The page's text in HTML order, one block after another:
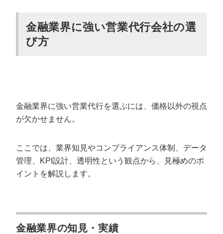
金融業界に強い営業代行会社の選
び方
金融業界に強い営業代行を選ぶには、価格以外の視点
が欠かせません。
ここでは、業界知見やコンプライアンス体制、データ
管理、KPI設計、透明性という観点から、見極めのポ
イントを解説します。
金融業界の知見・実績